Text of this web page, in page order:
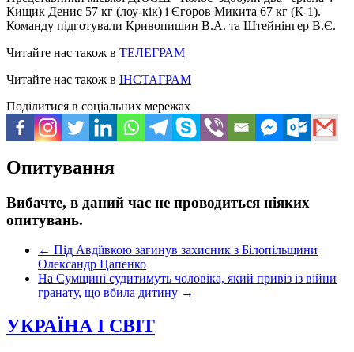
Кищик Денис 57 кг (лоу-кік) і Єгоров Микита 67 кг (К-1).
Команду підготували Кривопишин В.А. та Штейнінгер В.Є.
Читайте нас також в ТЕЛЕГРАМ
Читайте нас також в ІНСТАГРАМ
Поділитися в соціальних мережах
Опитування
Вибачте, в даний час не проводиться ніяких
опитувань.
← Під Авдіївкою загинув захисник з Білопільщини
Олександр Цапенко
На Сумщині судитимуть чоловіка, який привіз із війни
гранату, що вбила дитину →
УКРАЇНА І СВІТ